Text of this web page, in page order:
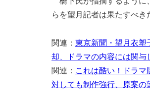
らを望月記者は果たすべき
関連： 東京新聞・望月衣塑
却、ドラマの内容には関与
関連： これは酷い！ドラ
対しても制作強行、原案の